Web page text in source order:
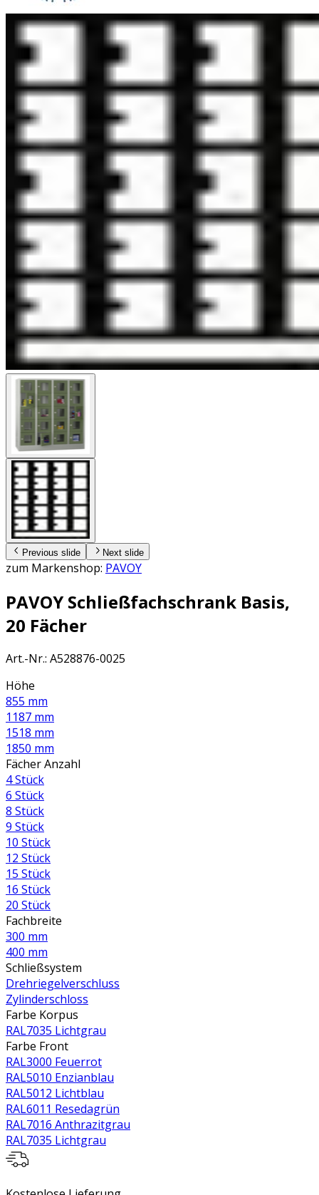
Previous slide Next slide
zum Markenshop: PAVOY
PAVOY Schließfachschrank Basis,
20 Fächer
Art.-Nr.: A528876-0025
Höhe
855 mm
1187 mm
1518 mm
1850 mm
Fächer Anzahl
4 Stück
6 Stück
8 Stück
9 Stück
10 Stück
12 Stück
15 Stück
16 Stück
20 Stück
Fachbreite
300 mm
400 mm
Schließsystem
Drehriegelverschluss
Zylinderschloss
Farbe Korpus
RAL7035 Lichtgrau
Farbe Front
RAL3000 Feuerrot
RAL5010 Enzianblau
RAL5012 Lichtblau
RAL6011 Resedagrün
RAL7016 Anthrazitgrau
RAL7035 Lichtgrau